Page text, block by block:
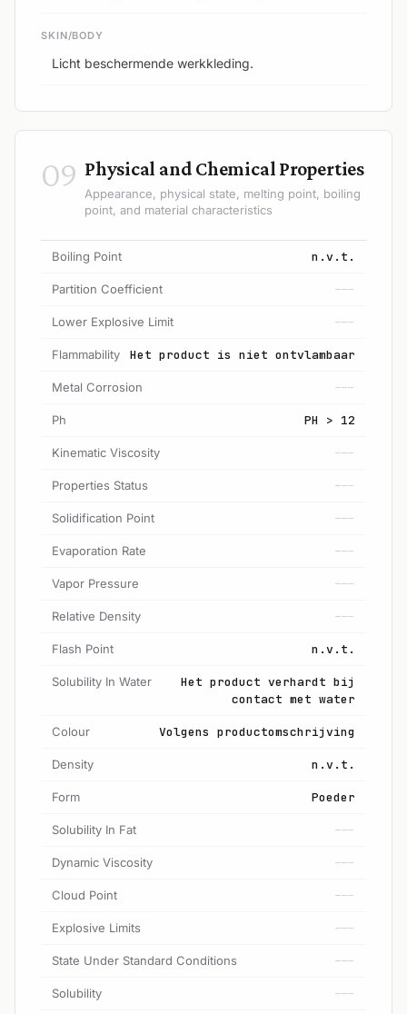
SKIN/BODY
Licht beschermende werkkleding.
09 Physical and Chemical Properties
Appearance, physical state, melting point, boiling
point, and material characteristics
Boiling Point n.v.t.
Partition Coefficient ---
Lower Explosive Limit ---
Flammability Het product is niet ontvlambaar
Metal Corrosion ---
Ph PH > 12
Kinematic Viscosity ---
Properties Status ---
Solidification Point ---
Evaporation Rate ---
Vapor Pressure ---
Relative Density ---
Flash Point n.v.t.
Solubility In Water
Het product verhardt bij
contact met water
Colour Volgens productomschrijving
Density n.v.t.
Form Poeder
Solubility In Fat ---
Dynamic Viscosity ---
Cloud Point ---
Explosive Limits ---
State Under Standard Conditions ---
Solubility ---